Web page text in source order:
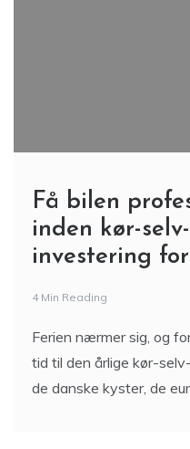
Få bilen
inden kør-
investering
4 Min Reading
Ferien nærmer sig, og
tid til den årlige kør-
de danske kyster, de